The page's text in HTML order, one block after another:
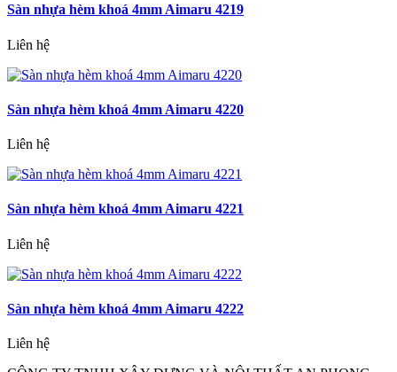
Sàn nhựa hèm khoá 4mm Aimaru 4219
Liên hệ
Sàn nhựa hèm khoá 4mm Aimaru 4220
Liên hệ
Sàn nhựa hèm khoá 4mm Aimaru 4221
Liên hệ
Sàn nhựa hèm khoá 4mm Aimaru 4222
Liên hệ